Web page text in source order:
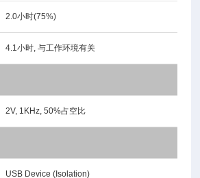
2.0小时(75%)
4.1小时, 与工作环境有关
2V, 1KHz, 50%占空比
USB Device (Isolation)